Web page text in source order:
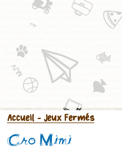
Accueil - Jeux Fermés
Cro Mimi